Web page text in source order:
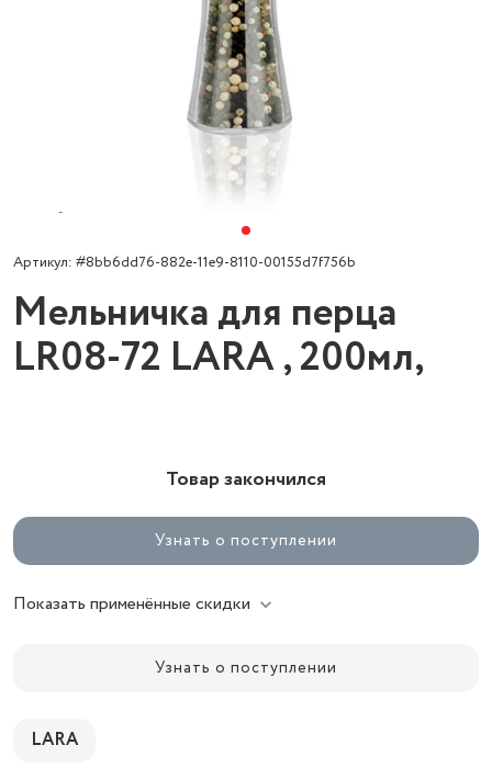
Артикул: #8bb6dd76-882e-11e9-8110-00155d7f756b
Мельничка для перца
LR08-72 LARA , 200мл,
Товар закончился
Узнать о поступлении
Показать применённые скидки
Узнать о поступлении
LARA